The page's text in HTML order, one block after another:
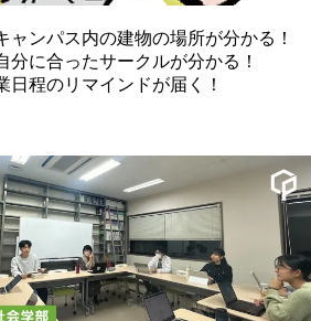
ャンパス内の建物の場所が分かる！
分に合ったサークルが分かる！
日程のリマインドが届く！